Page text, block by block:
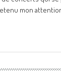
mon